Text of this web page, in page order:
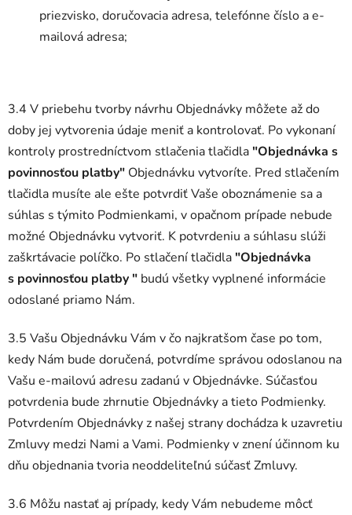
priezvisko, doručovacia adresa, telefónne číslo a e-
mailová adresa;
3.4 V priebehu tvorby návrhu Objednávky môžete až do
doby jej vytvorenia údaje meniť a kontrolovať. Po vykonaní
kontroly prostredníctvom stlačenia tlačidla "Objednávka s
povinnosťou platby" Objednávku vytvoríte. Pred stlačením
tlačidla musíte ale ešte potvrdiť Vaše oboznámenie sa a
súhlas s týmito Podmienkami, v opačnom prípade nebude
možné Objednávku vytvoriť. K potvrdeniu a súhlasu slúži
zaškrtávacie políčko. Po stlačení tlačidla "Objednávka
s povinnosťou platby " budú všetky vyplnené informácie
odoslané priamo Nám.
3.5 Vašu Objednávku Vám v čo najkratšom čase po tom,
kedy Nám bude doručená, potvrdíme správou odoslanou na
Vašu e-mailovú adresu zadanú v Objednávke. Súčasťou
potvrdenia bude zhrnutie Objednávky a tieto Podmienky.
Potvrdením Objednávky z našej strany dochádza k uzavretiu
Zmluvy medzi Nami a Vami. Podmienky v znení účinnom ku
dňu objednania tvoria neoddeliteľnú súčasť Zmluvy.
3.6 Môžu nastať aj prípady, kedy Vám nebudeme môcť